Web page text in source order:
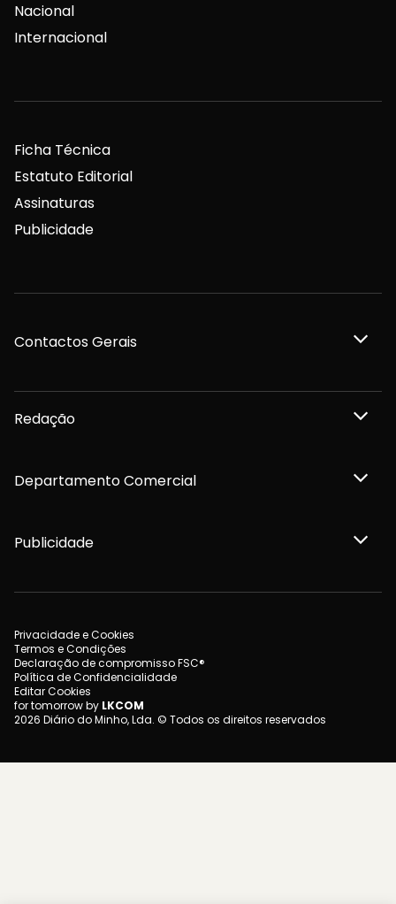
Nacional
Internacional
Ficha Técnica
Estatuto Editorial
Assinaturas
Publicidade
Contactos Gerais
Redação
Departamento Comercial
Publicidade
Privacidade e Cookies
Termos e Condições
Declaração de compromisso FSC®
Política de Confidencialidade
Editar Cookies
for tomorrow by LKCOM
2026 Diário do Minho, Lda. © Todos os direitos reservados